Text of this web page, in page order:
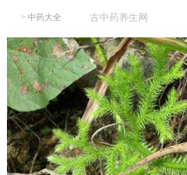
> 中药大全 古中药养生网